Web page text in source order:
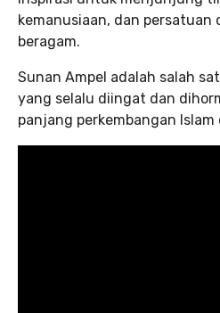
kemanusiaan, dan persatuan
beragam.
Sunan Ampel adalah salah
yang selalu diingat dan
panjang perkembangan